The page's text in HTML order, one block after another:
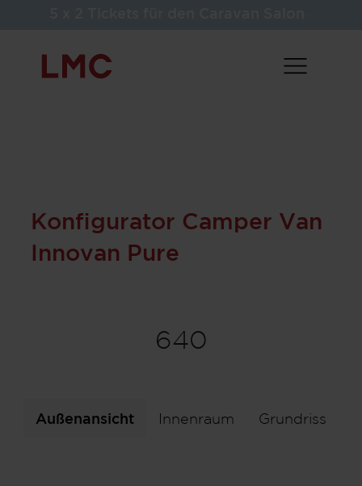
Konfigurator Camper Van
Innovan Pure
640
Außenansicht Innenraum Grundriss